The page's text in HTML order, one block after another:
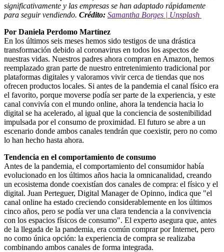
significativamente y las empresas se han adaptado rápidamente
para seguir vendiendo. Crédito: Samantha Borges | Unsplash
Por Daniela Perdomo Martínez
En los últimos seis meses hemos sido testigos de una drástica
transformación debido al coronavirus en todos los aspectos de
nuestras vidas. Nuestros padres ahora compran en Amazon, hemos
reemplazado gran parte de nuestro entretenimiento tradicional por
plataformas digitales y valoramos vivir cerca de tiendas que nos
ofrecen productos locales. Si antes de la pandemia el canal físico era
el favorito, porque moverse podía ser parte de la experiencia, y este
canal convivía con el mundo online, ahora la tendencia hacia lo
digital se ha acelerado, al igual que la conciencia de sostenibilidad
impulsada por el consumo de proximidad. El futuro se abre a un
escenario donde ambos canales tendrán que coexistir, pero no como
lo han hecho hasta ahora.
Tendencia en el comportamiento de consumo
Antes de la pandemia, el comportamiento del consumidor había
evolucionado en los últimos años hacia la omnicanalidad, creando
un ecosistema donde coexistían dos canales de compra: el físico y el
digital. Juan Perteguer, Digital Manager de Opinno, indica que "el
canal online ha estado creciendo considerablemente en los últimos
cinco años, pero se podía ver una clara tendencia a la convivencia
con los espacios físicos de consumo". El experto asegura que, antes
de la llegada de la pandemia, era común comprar por Internet, pero
no como única opción: la experiencia de compra se realizaba
combinando ambos canales de forma integrada.